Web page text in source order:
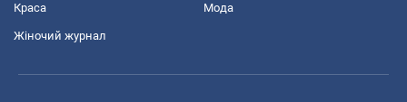
Краса Мода
Жіночий журнал